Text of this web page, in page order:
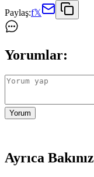
Paylaş:f𝕏
Yorumlar:
Yorum
Ayrıca Bakınız